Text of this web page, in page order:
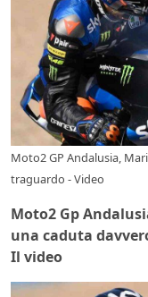
Moto2 GP Andalusia,
traguardo - Video
Moto2 Gp
una caduta
Il video